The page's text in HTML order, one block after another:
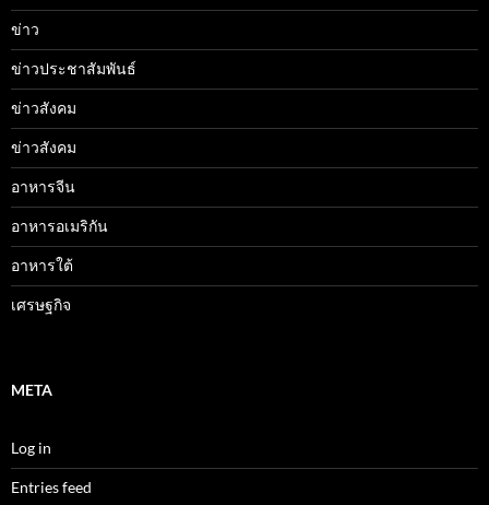
ข่าว
ข่าวประชาสัมพันธ์
ข่าวสังคม
ข่าวสังคม
อาหารจีน
อาหารอเมริกัน
อาหารใต้
เศรษฐกิจ
META
Log in
Entries feed